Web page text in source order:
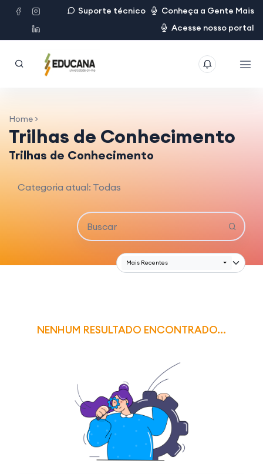
Suporte técnico
Conheça a Gente Mais
Acesse nosso portal
Home >
Trilhas de Conhecimento
Trilhas de Conhecimento
Categoria atual: Todas
Mais Recentes
NENHUM RESULTADO ENCONTRADO...